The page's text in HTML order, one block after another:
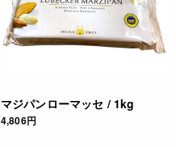
マジパンローマッセ / 1kg
4,806円